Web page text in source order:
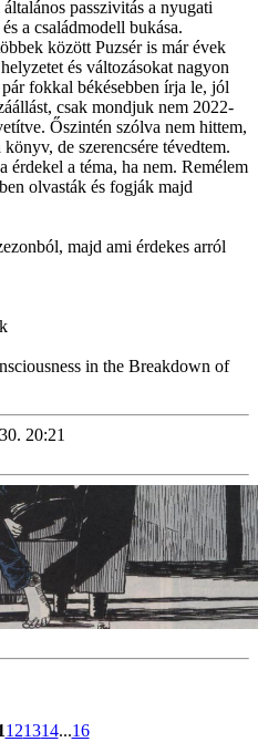
passzivitás a nyugati
a családmodell bukása.
között Puzsér is már évek
és változásokat nagyon
fokkal békésebben írja le, jól
csak mondjuk nem 2022-
Őszintén szólva nem hittem,
de szerencsére tévedtem.
a téma, ha nem. Remélem
olvasták és fogják majd
majd ami érdekes arról
in the Breakdown of
20:21
121314...16